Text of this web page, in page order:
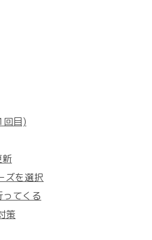
回目)
ズを選択
てくる
策